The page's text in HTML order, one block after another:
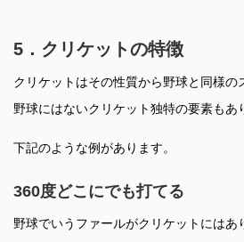
5．クリケットの特徴
クリケットはその性質から野球と同様の
野球にはないクリケット独特の要素もあ
下記のような例があります。
360度どこにでも打てる
野球でいうファールがクリケットにはあ